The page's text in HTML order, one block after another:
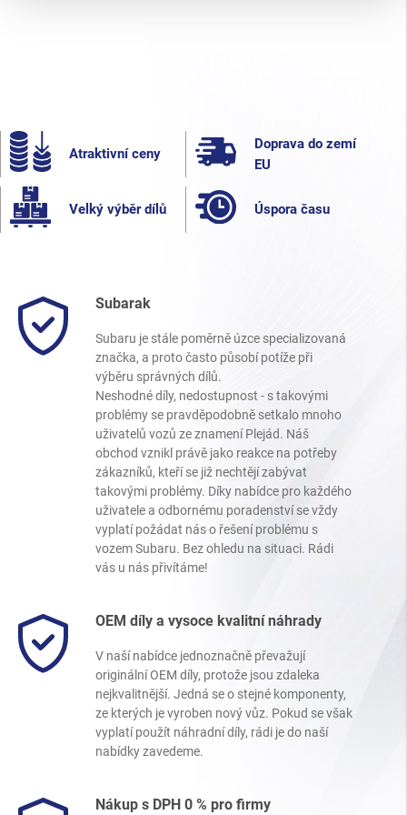
Atraktivní ceny
Doprava do zemí
EU
Velký výběr dílů Úspora času
Subarak
Subaru je stále poměrně úzce specializovaná
značka, a proto často působí potíže při
výběru správných dílů.
Neshodné díly, nedostupnost - s takovými
problémy se pravděpodobně setkalo mnoho
uživatelů vozů ze znamení Plejád. Náš
obchod vznikl právě jako reakce na potřeby
zákazníků, kteří se již nechtějí zabývat
takovými problémy. Díky nabídce pro každého
uživatele a odbornému poradenství se vždy
vyplatí požádat nás o řešení problému s
vozem Subaru. Bez ohledu na situaci. Rádi
vás u nás přivítáme!
OEM díly a vysoce kvalitní náhrady
V naší nabídce jednoznačně převažují
originální OEM díly, protože jsou zdaleka
nejkvalitnější. Jedná se o stejné komponenty,
ze kterých je vyroben nový vůz. Pokud se však
vyplatí použít náhradní díly, rádi je do naší
nabídky zavedeme.
Nákup s DPH 0 % pro firmy